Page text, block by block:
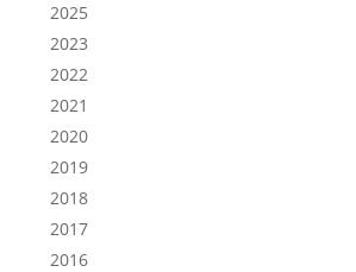
2025
2023
2022
2021
2020
2019
2018
2017
2016